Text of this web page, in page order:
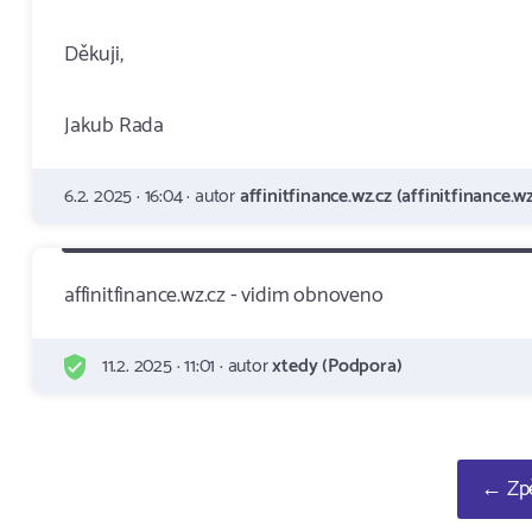
Děkuji,
Jakub Rada
6.2. 2025 · 16:04 · autoraffinitfinance.wz.cz
affinitfinance.wz.cz - vidim obnoveno
11.2. 2025 · 11:01 · autorxtedy (Podpora)
←